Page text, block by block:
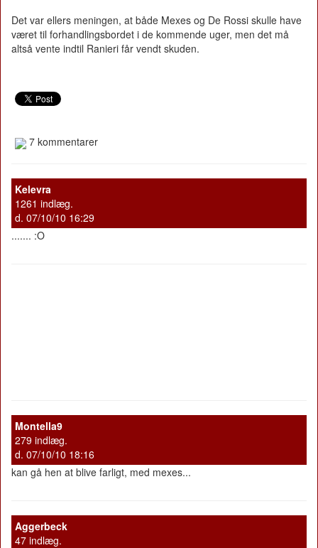
Det var ellers meningen, at både Mexes og De Rossi skulle have
været til forhandlingsbordet i de kommende uger, men det må
altså vente indtil Ranieri får vendt skuden.
7 kommentarer
Kelevra
1261 indlæg.
d. 07/10/10 16:29
....... :O
Montella9
279 indlæg.
d. 07/10/10 18:16
kan gå hen at blive farligt, med mexes...
Aggerbeck
47 indlæg.